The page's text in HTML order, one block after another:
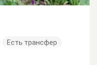
Есть трансфер